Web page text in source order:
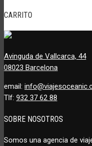
CARRITO
Avinguda de Vallcarca, 44
08023 Barcelona
email:
Tlf: 932 37 62 88
SOBRE NOSOTROS
Somos una agencia de